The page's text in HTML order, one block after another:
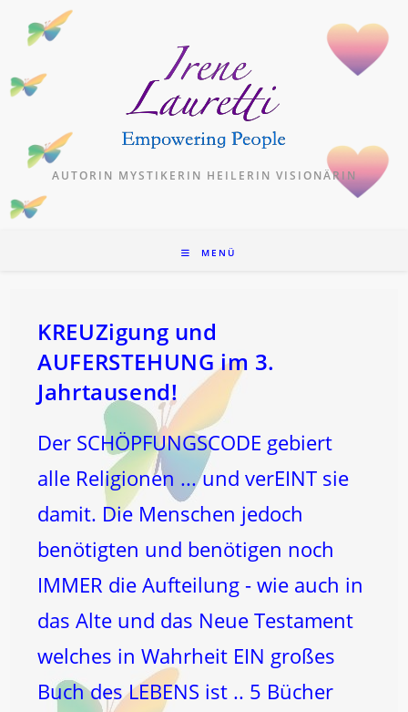
Inhalt
AUTORIN MYSTIKERIN HEILERIN VISIONÄRIN
MENÜ
KREUZigung und
AUFERSTEHUNG im 3.
Jahrtausend!
Der SCHÖPFUNGSCODE gebiert
alle Religionen ... und verEINT sie
damit. Die Menschen jedoch
benötigten und benötigen noch
IMMER die Aufteilung - wie auch in
das Alte und das Neue Testament
welches in Wahrheit EIN großes
Buch des LEBENS ist .. 5 Bücher